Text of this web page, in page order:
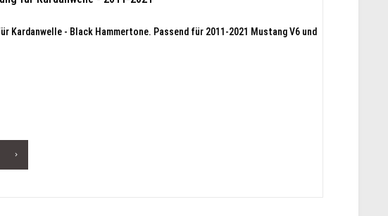
Kardanwelle - Black Hammertone. Passend für 2011-2021 Mustang V6 und